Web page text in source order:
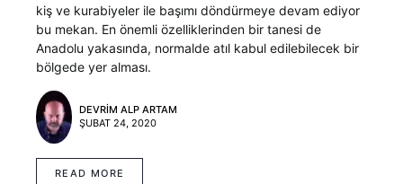
kiş ve kurabiyeler ile başımı döndürmeye devam ediyor
bu mekan. En önemli özelliklerinden bir tanesi de
Anadolu yakasında, normalde atıl kabul edilebilecek bir
bölgede yer alması.
DEVRIM ALP ARTAM
ŞUBAT 24, 2020
READ MORE